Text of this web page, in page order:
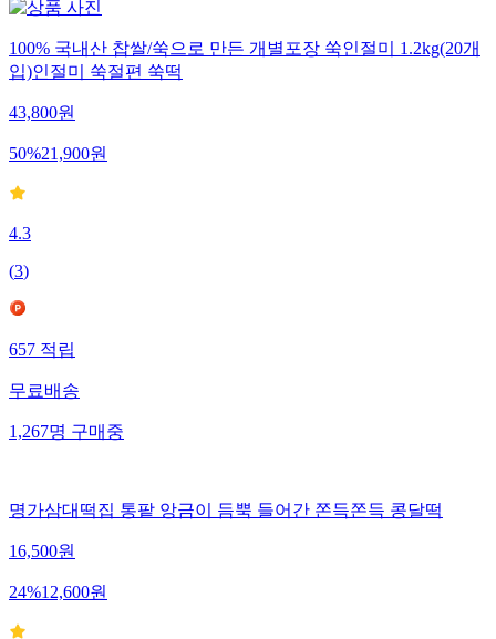
100% 국내산 찹쌀/쑥으로 만든 개별포장 쑥인절미 1.2kg(20개
입)인절미 쑥절편 쑥떡
43,800원
50%21,900원
4.3
(3)
657적립
무료배송
1,267명구매중
명가삼대떡집 통팥 앙금이 듬뿍 들어간 쫀득쫀득 콩달떡
16,500원
24%12,600원